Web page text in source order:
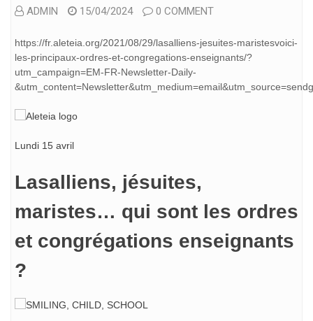
ADMIN 15/04/2024 0 COMMENT
https://fr.aleteia.org/2021/08/29/lasalliens-jesuites-maristesvoici-
les-principaux-ordres-et-congregations-enseignants/?
utm_campaign=EM-FR-Newsletter-Daily-
Lundi 15 avril
Lasalliens, jésuites,
maristes… qui sont les ordres
et congrégations enseignants
?